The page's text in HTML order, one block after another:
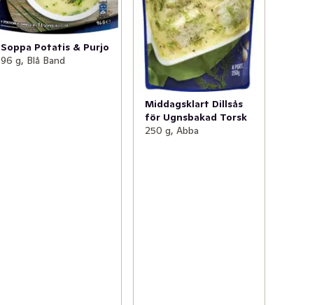
Soppa Potatis & Purjo
96 g, Blå Band
Middagsklart Dillsås
för Ugnsbakad Torsk
250 g, Abba